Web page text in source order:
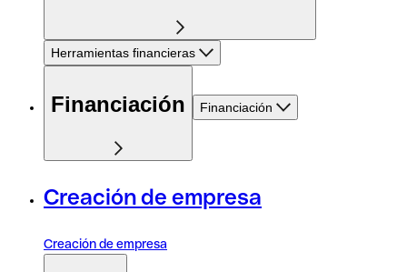
Herramientas financieras
Financiación Financiación
Creación de empresa
Creación de empresa